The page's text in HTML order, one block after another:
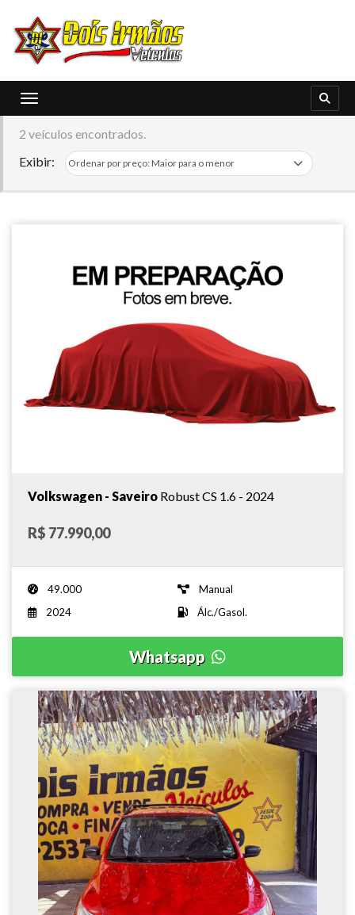
Toggle navigation
2 veículos encontrados.
Exibir:
Volkswagen - Saveiro Robust CS 1.6 - 2024
R$ 77.990,00
49.000
Manual
2024
Álc./Gasol.
Whatsapp